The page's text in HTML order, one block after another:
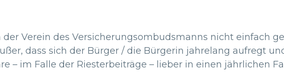
Verein des Versicherungsombudsmanns nicht einfach
dass sich der Bürger / die Bürgerin jahrelang aufregt
– im Falle der Riesterbeiträge – lieber in einen jährlichen